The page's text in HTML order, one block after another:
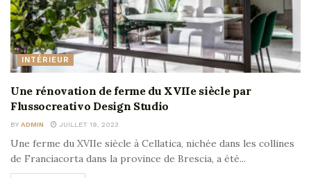
INTÉRIEUR
Une rénovation de ferme du XVIIe siècle par
Flussocreativo Design Studio
BY ADMIN JUILLET 19, 2023
Une ferme du XVIIe siècle à Cellatica, nichée dans les collines
de Franciacorta dans la province de Brescia, a été...